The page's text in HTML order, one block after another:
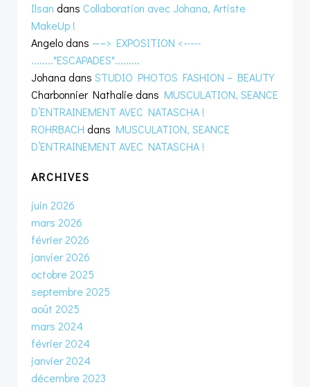
Ilsan dans Collaboration avec Johana, Artiste
MakeUp !
Angelo dans —–> EXPOSITION <-----
........"ESCAPADES".........
Johana dans STUDIO PHOTOS FASHION – BEAUTY
Charbonnier Nathalie dans MUSCULATION, SEANCE
D’ENTRAINEMENT AVEC NATASCHA !
ROHRBACH dans MUSCULATION, SEANCE
D’ENTRAINEMENT AVEC NATASCHA !
ARCHIVES
juin 2026
mars 2026
février 2026
janvier 2026
octobre 2025
septembre 2025
août 2025
mars 2024
février 2024
janvier 2024
décembre 2023